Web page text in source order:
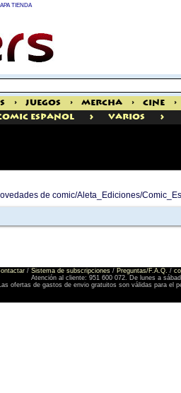
TIENDA
> Juegos > Mercha > Cine
>
Espanol > Varios >
de comic/Aleta_Ediciones/
/ Sistema de subscripciones / Preguntas/F.A.Q. /
Atención al cliente: 951 600 072. De lunes a
ofertas de gastos de envio gratuitos son válidas para el